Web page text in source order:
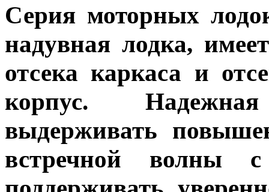
Серия моторных
надувная лодка,
отсека каркаса и
корпус.
выдерживать
встречной волны